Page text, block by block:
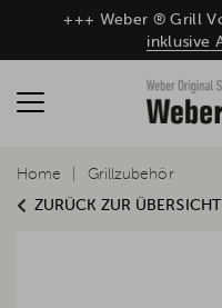
+++ Weber ® Grill
inklusive
ZURÜCK ZUR ÜBERSICHT
Home Grillzubehör